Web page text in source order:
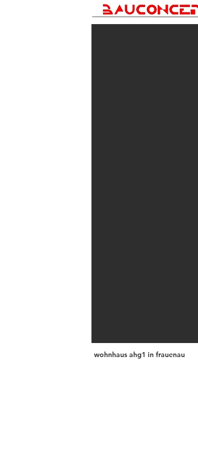
wohnhaus ahg1 in frauenau